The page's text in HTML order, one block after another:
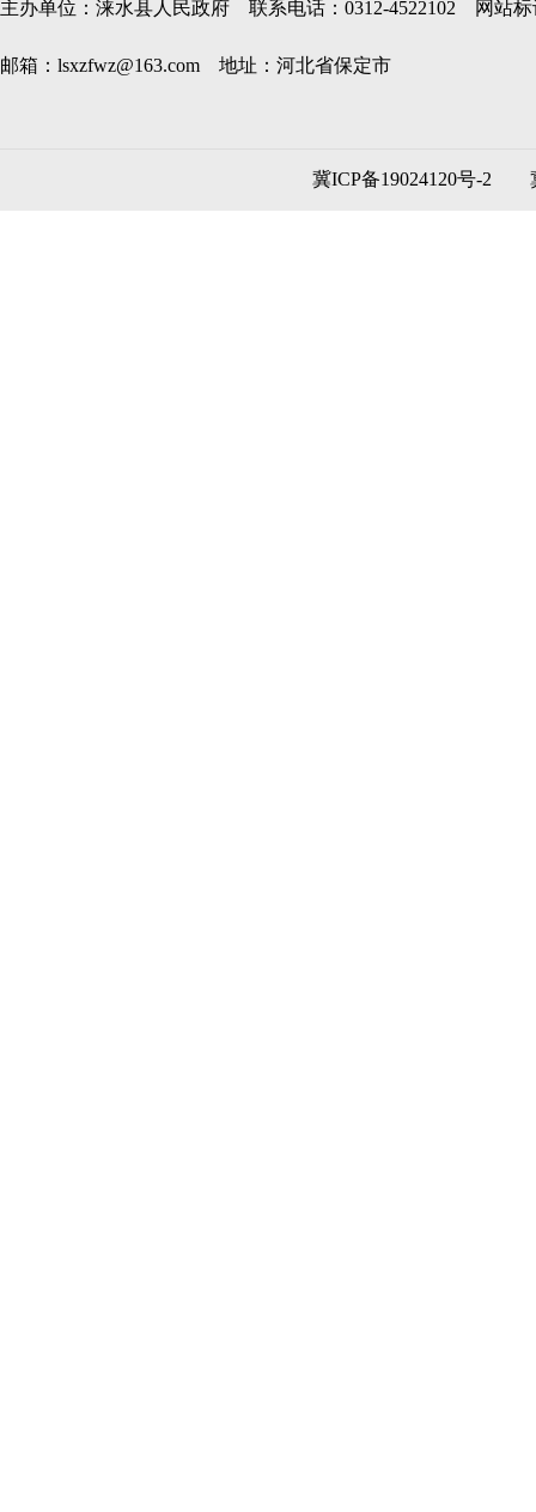
主办单位：涞水县人民政府 联系电话：0312-4522102 网站标
邮箱：lsxzfwz@163.com 地址：河北省保定市
冀ICP备19024120号-2